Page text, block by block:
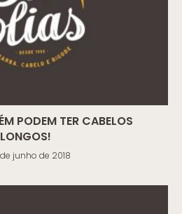
PODEM TER CABELOS
LONGOS!
junho de 2018